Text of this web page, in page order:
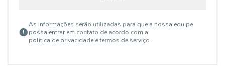
As informações serão utilizadas para que a nossa equipe
possa entrar em contato de acordo com a
política de privacidade e termos de serviço